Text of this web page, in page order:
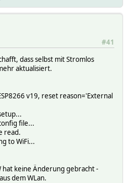
#41
dass selbst mit Stromlos
aktualisiert.
v19, reset reason='External
file...
read.
to WiFi...
hat keine Änderung gebracht -
dem WLan.